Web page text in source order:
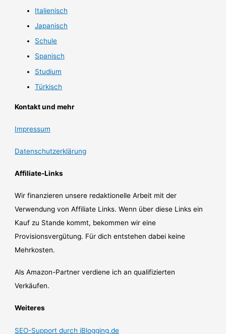
Italienisch
Japanisch
Schule
Spanisch
Studium
Türkisch
Kontakt und mehr
Impressum
Datenschutzerklärung
Affiliate-Links
Wir finanzieren unsere redaktionelle Arbeit mit der
Verwendung von Affiliate Links. Wenn über diese Links ein
Kauf zu Stande kommt, bekommen wir eine
Provisionsvergütung. Für dich entstehen dabei keine
Mehrkosten.
Als Amazon-Partner verdiene ich an qualifizierten
Verkäufen.
Weiteres
SEO-Support durch iBlogging.de